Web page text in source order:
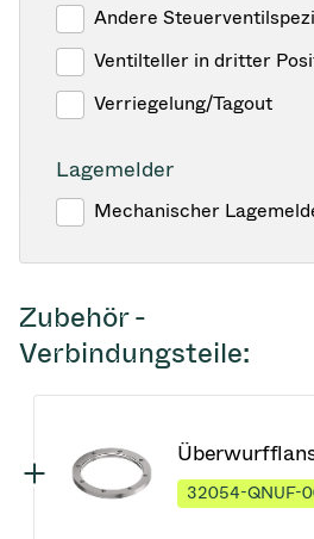
Andere
Ventilteller in dritter
Verriegelung/Tagout
Lagemelder
Mechanischer
Zubehör -
Verbindungsteile:
32054-QNUF-